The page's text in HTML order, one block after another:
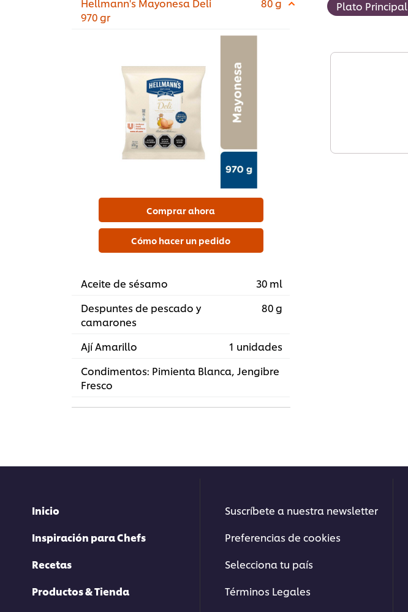
Hellmann's Mayonesa Deli
970 gr
80 g
Comprar ahora
Cómo hacer un pedido
Aceite de sésamo
30 ml
Despuntes de pescado y
camarones
80 g
Ají Amarillo
1 unidades
Condimentos: Pimienta Blanca, Jengibre
Fresco
Plato Principal
Inicio
Inspiración para Chefs
Recetas
Productos & Tienda
Suscríbete a nuestra newsletter
Preferencias de cookies
Selecciona tu país
Términos Legales